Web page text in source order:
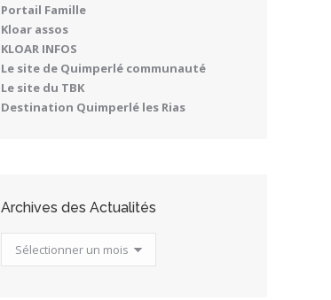
Portail Famille
Kloar assos
KLOAR INFOS
Le site de Quimperlé communauté
Le site du TBK
Destination Quimperlé les Rias
Archives des Actualités
Archives
des